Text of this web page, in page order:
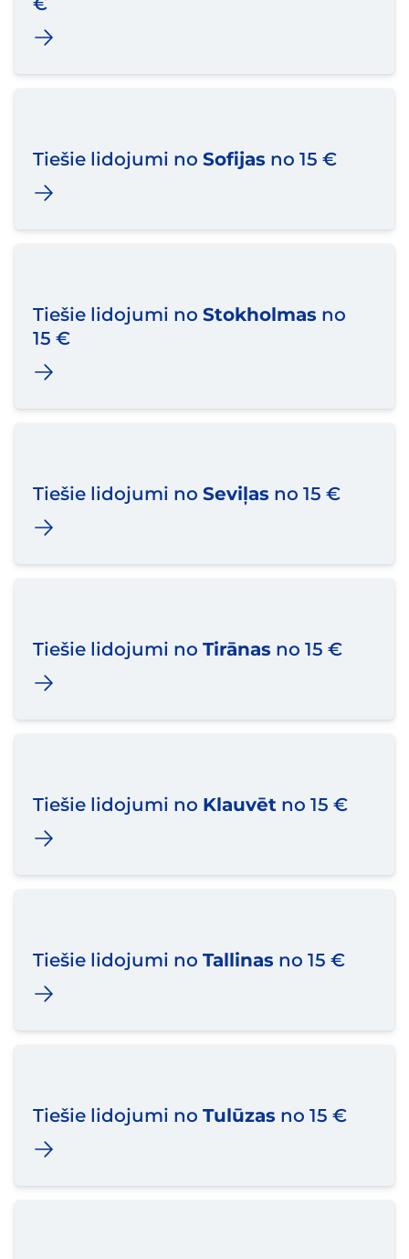
Tiešie lidojumi no Sofijas no 15 €
Tiešie lidojumi no Stokholmas no
15 €
Tiešie lidojumi no Seviļas no 15 €
Tiešie lidojumi no Tirānas no 15 €
Tiešie lidojumi no Klauvēt no 15 €
Tiešie lidojumi no Tallinas no 15 €
Tiešie lidojumi no Tulūzas no 15 €